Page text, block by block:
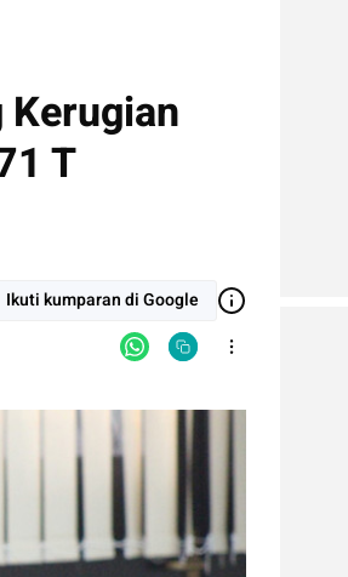
Kerugian
T
Ikuti kumparan di Google